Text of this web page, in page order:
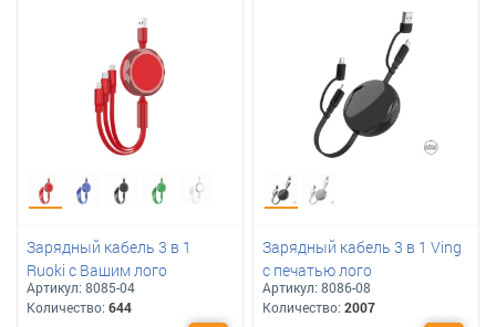
Зарядный кабель 3 в 1
Ruoki с Вашим лого
Артикул: 8085-04
Количество: 644
Зарядный кабель 3 в 1 Ving
с печатью лого
Артикул:8086-08
Количество:2007